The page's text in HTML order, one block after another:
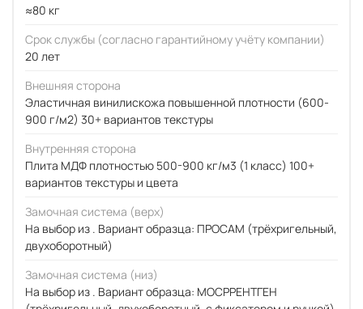
≈80 кг
Срок службы (согласно гарантийному учёту компании)
20 лет
Внешняя сторона
Эластичная винилискожа повышенной плотности (600-
900 г/м2) 30+ вариантов текстуры
Внутренняя сторона
Плита МДФ плотностью 500-900 кг/м3 (1 класс) 100+
вариантов текстуры и цвета
Замочная система (верх)
На выбор из . Вариант образца: ПРОСАМ (трёхригельный,
двухоборотный)
Замочная система (низ)
На выбор из . Вариант образца: МОСРРЕНТГЕН